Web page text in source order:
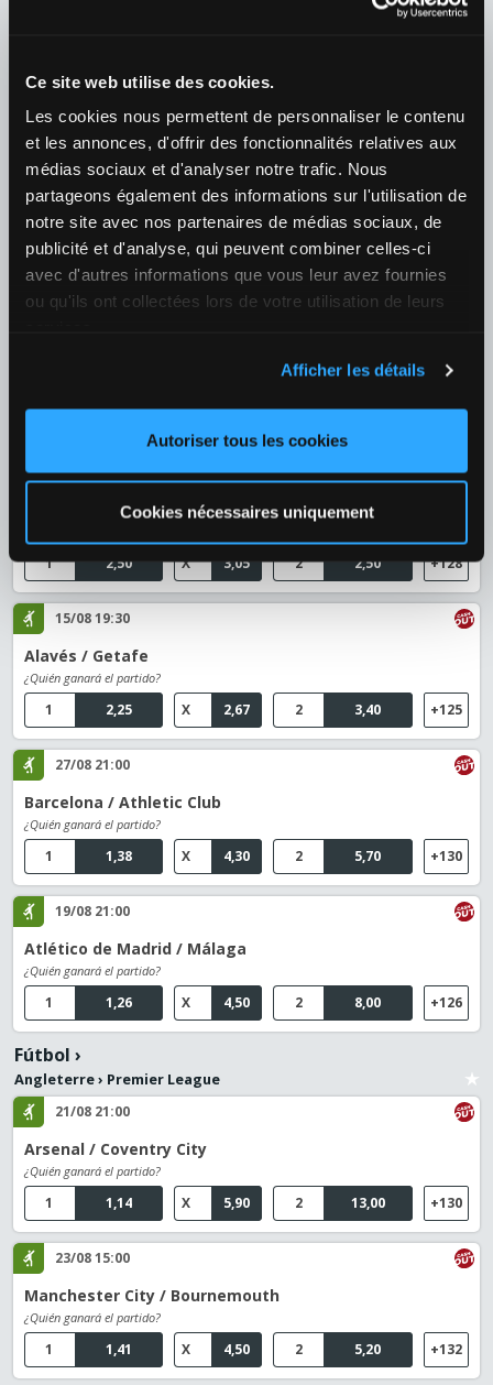
Ce site web utilise des cookies.
Les cookies nous permettent de personnaliser le contenu
et les annonces, d'offrir des fonctionnalités relatives aux
médias sociaux et d'analyser notre trafic. Nous
partageons également des informations sur l'utilisation de
notre site avec nos partenaires de médias sociaux, de
publicité et d'analyse, qui peuvent combiner celles-ci
avec d'autres informations que vous leur avez fournies
ou qu'ils ont collectées lors de votre utilisation de leurs
Afficher les détails
Autoriser tous les cookies
Cookies nécessaires uniquement
Coquimbo Unido / Deportes La Serena
¿Quién ganará el partido?
1,58
1 3,80
X 4,90
2 +127
Fútbol›
Bulgaria›Bulgaria - Parva Liga
10/08 18:00
Botev Vratsa / Slavia Sofia
Fútbol›
25/08 21:00
Valencia / Real Betis
2,50
1 3,05
X 2,50
2 +128
15/08 19:30
Alavés / Getafe
¿Quién ganará el partido?
2,25
1 2,67
X 3,40
2 +125
27/08 21:00
Barcelona / Athletic Club
¿Quién ganará el partido?
1,38
1 4,30
X 5,70
2 +130
19/08 21:00
Atlético de Madrid / Málaga
¿Quién ganará el partido?
1,26
1 4,50
X 8,00
2 +126
Fútbol ›
Angleterre› Premier League
21/08 21:00
Arsenal / Coventry City
¿Quién ganará el partido?
1,14
1 5,90
X 13,00
2 +130
23/08 15:00
Manchester City / Bournemouth
¿Quién ganará el partido?
1,41
1 4,50
X 5,20
2 +132